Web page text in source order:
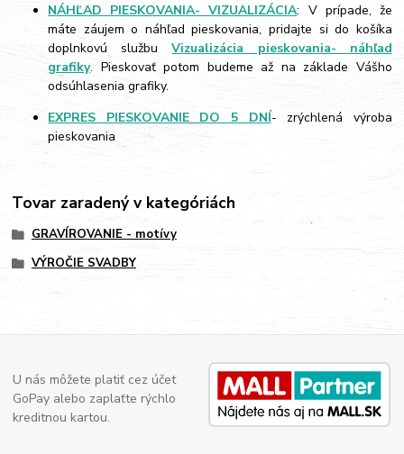
NÁHĽAD PIESKOVANIA- VIZUALIZÁCIA: V prípade, že
máte záujem o náhľad pieskovania, pridajte si do košíka
doplnkovú službuVizualizácia pieskovania- náhľad
grafiky. Pieskovať potom budeme až na základe Vášho
odsúhlasenia grafiky.
EXPRES PIESKOVANIE DO 5 DNÍ- zrýchlená výroba
pieskovania
Tovar zaradený v kategóriách
GRAVÍROVANIE - motívy
VÝROČIE SVADBY
U nás môžete platiť cez účet
GoPay alebo zaplaťte rýchlo
kreditnou kartou.